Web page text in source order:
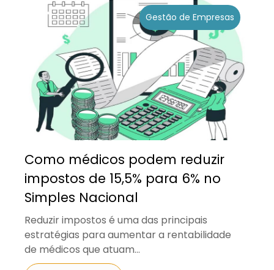
Gestão de Empresas
Como médicos podem reduzir
impostos de 15,5% para 6% no
Simples Nacional
Reduzir impostos é uma das principais
estratégias para aumentar a rentabilidade
de médicos que atuam...